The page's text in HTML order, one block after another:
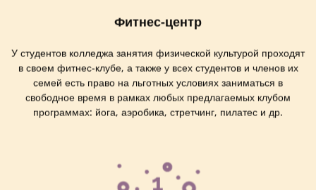
Фитнес-центр
У студентов колледжа занятия физической культурой проходят
в своем фитнес-клубе, а также у всех студентов и членов их
семей есть право на льготных условиях заниматься в
свободное время в рамках любых предлагаемых клубом
программах: йога, аэробика, стретчинг, пилатес и др.